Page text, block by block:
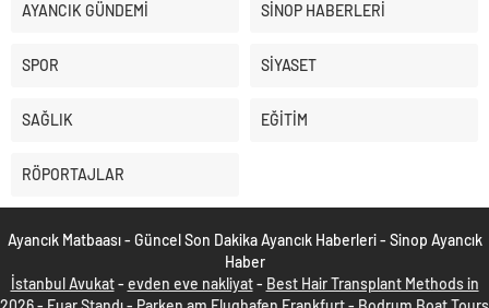
AYANCIK GÜNDEMİ SİNOP HABERLERİ
SPOR SİYASET
SAĞLIK EĞİTİM
RÖPORTAJLAR
Ayancık Matbaası - Güncel Son Dakika Ayancık Haberleri - Sinop Ayancık
Haber
İstanbul Avukat- evden eve nakliyat- Best Hair Transplant Methods in